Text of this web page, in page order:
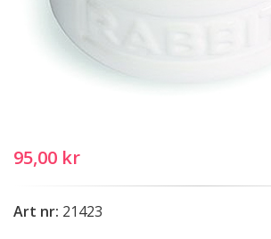
95,00 kr
Art nr: 21423